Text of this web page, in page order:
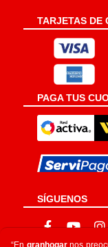
“En granhogarnos
TARJETAS DE
PAGA TUS
SÍGUENOS